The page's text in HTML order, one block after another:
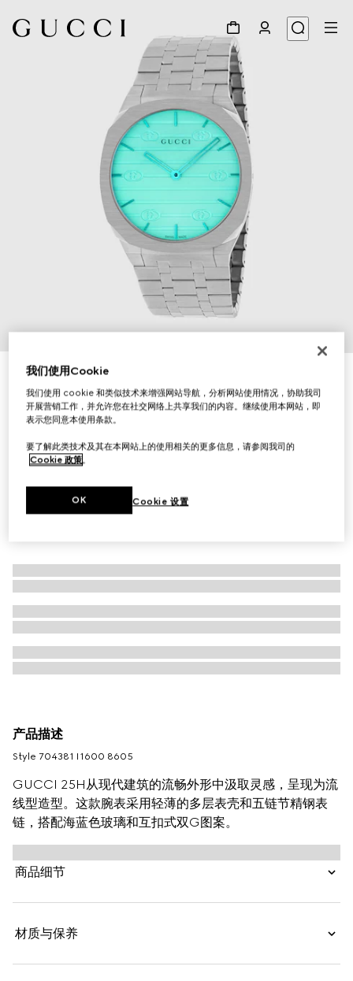
Virtual Try-On
€ 1.700
产品描述
Style ‎704381 I1600 8605
GUCCI 25H从现代建筑的流畅外形中汲取灵感，呈现为流
线型造型。这款腕表采用轻薄的多层表壳和五链节精钢表
链，搭配海蓝色玻璃和互扣式双G图案。
商品细节
材质与保养
我们使用Cookie
我们使用 cookie 和类似技术来增强网站导航，分析网站使用情况，协助我司
开展营销工作，并允许您在社交网络上共享我们的内容。继续使用本网站，即
表示您同意本使用条款。
要了解此类技术及其在本网站上的使用相关的更多信息，请参阅我司的
Cookie 政策。
Cookie 设置
OK